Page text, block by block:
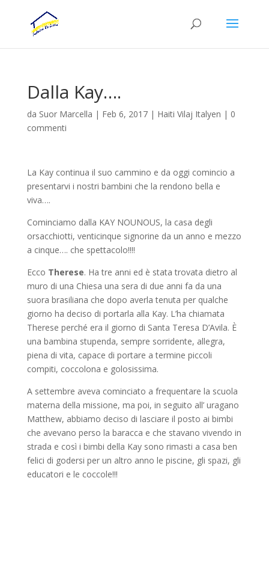
Dalla Kay….
da Suor Marcella | Feb 6, 2017| Haiti Vilaj Italyen | 0
commenti
La Kay continua il suo cammino e da oggi comincio a
presentarvi i nostri bambini che la rendono bella e
viva….
Cominciamo dalla KAY NOUNOUS, la casa degli
orsacchiotti, venticinque signorine da un anno e mezzo
a cinque…. che spettacolo!!!!
Ecco Therese. Ha tre anni ed è stata trovata dietro al
muro di una Chiesa una sera di due anni fa da una
suora brasiliana che dopo averla tenuta per qualche
giorno ha deciso di portarla alla Kay. L’ha chiamata
Therese perché era il giorno di Santa Teresa D’Avila. È
una bambina stupenda, sempre sorridente, allegra,
piena di vita, capace di portare a termine piccoli
compiti, coccolona e golosissima.
A settembre aveva cominciato a frequentare la scuola
materna della missione, ma poi, in seguito all’ uragano
Matthew, abbiamo deciso di lasciare il posto ai bimbi
che avevano perso la baracca e che stavano vivendo in
strada e così i bimbi della Kay sono rimasti a casa ben
felici di godersi per un altro anno le piscine, gli spazi, gli
educatori e le coccole!!!